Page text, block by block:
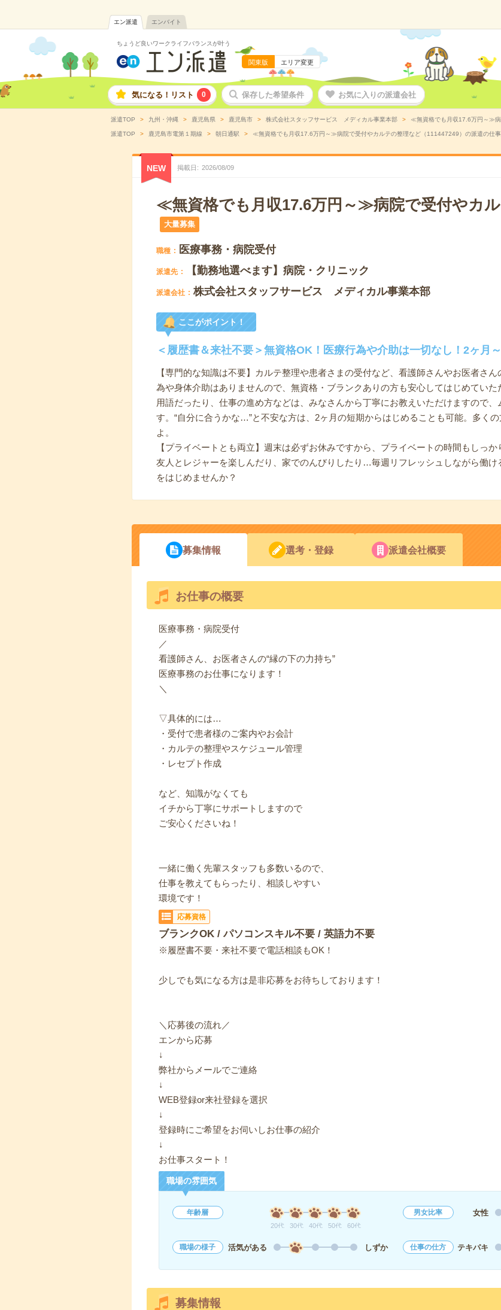
エン派遣 エンバイト
ちょうど良いワークライフバランスが叶う
関東版 エリア変更
気になる！リスト 0 保存した希望条件 お気に入りの派遣会社
派遣TOP 九州・沖縄 鹿児島県 鹿児島市 株式会社スタッフサービス メディカル事業本部 ≪無資格でも月収17.6万円～≫病
派遣TOP 鹿児島市電第１期線 朝日通駅 ≪無資格でも月収17.6万円～≫病院で受付やカルテの整理など（111447249）の派遣の仕
NEW 掲載日 2026/08/09
≪無資格でも月収17.6万円～≫病院で受付やカ
大量募集
職種 医療事務・病院受付
派遣先 【勤務地選べます】病院・クリニック
派遣会社 株式会社スタッフサービス メディカル事業本部
ここがポイント！
＜履歴書＆来社不要＞無資格OK！医療行為や介助は一切なし！2ヶ月
【専門的な知識は不要】カルテ整理や患者さまの受付など、看護師さんやお医者さ
為や身体介助はありませんので、無資格・ブランクありの方も安心してはじめていた
用語だったり、仕事の進め方などは、みなさんから丁寧にお教えいただけますので、
す。“自分に合うかな…”と不安な方は、2ヶ月の短期からはじめることも可能。多く
よ。
【プライベートとも両立】週末は必ずお休みですから、プライベートの時間もしっ
友人とレジャーを楽しんだり、家でのんびりしたり…毎週リフレッシュしながら働
をはじめませんか？
募集情報 選考・登録 派遣会社概要
お仕事の概要
医療事務・病院受付
／
看護師さん、お医者さんの“縁の下の力持ち”
医療事務のお仕事になります！
＼
▽具体的には…
・受付で患者様のご案内やお会計
・カルテの整理やスケジュール管理
・レセプト作成
など、知識がなくても
イチから丁寧にサポートしますので
ご安心くださいね！
一緒に働く先輩スタッフも多数いるので、
仕事を教えてもらったり、相談しやすい
環境です！
応募資格
ブランクOK / パソコンスキル不要 / 英語力不要
※履歴書不要・来社不要で電話相談もOK！
少しでも気になる方は是非応募をお待ちしております！
＼応募後の流れ／
エンから応募
↓
弊社からメールでご連絡
↓
WEB登録or来社登録を選択
↓
登録時にご希望をお伺いしお仕事の紹介
↓
お仕事スタート！
職場の雰囲気
年齢層
20代 30代 40代 50代 60代
男女比率 女性
職場の様子 活気がある しずか 仕事の仕方 テキパキ
募集情報